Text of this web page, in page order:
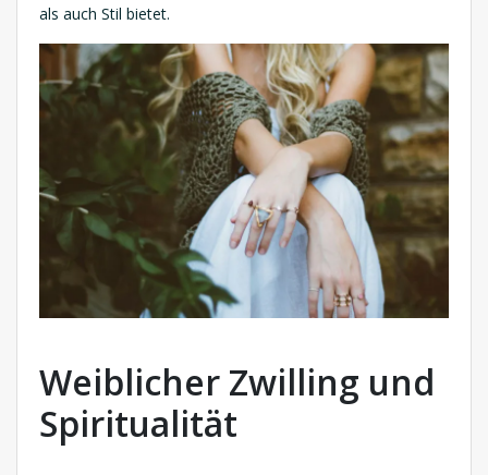
als auch Stil bietet.
Weiblicher Zwilling und
Spiritualität